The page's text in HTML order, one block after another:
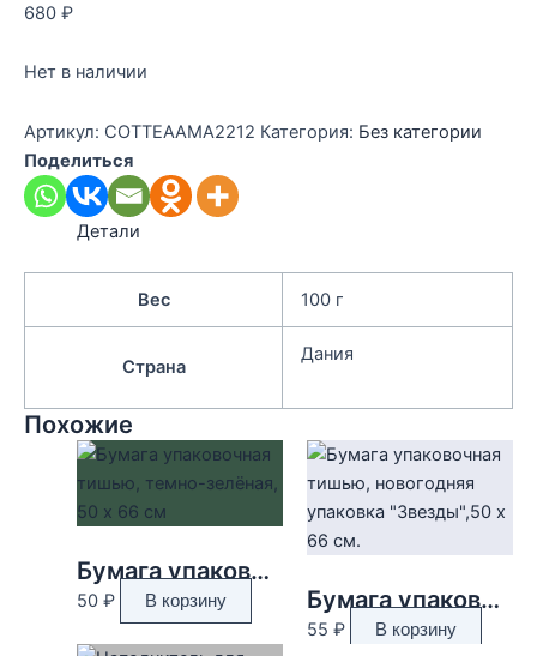
680 ₽
Нет в наличии
Артикул: COTTEAAMA2212 Категория: Без категории
Поделиться
Детали
Вес 100 г
Страна
Дания
Похожие
Бумага упаковочная тишью, темно-зелёная, 50 х 66 см
50 ₽ В корзину Бумага упаковочная тишью, новогодняя упаковка «Звезды»,50 х 66 см.
55 ₽ В корзину